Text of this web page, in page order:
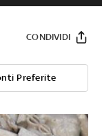
Preferite
CONDIVIDI